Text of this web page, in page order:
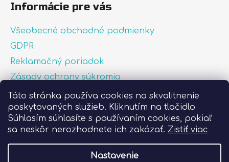
Táto stránka používa cookies na skvalitnenie
poskytovaných služieb. Kliknutím na tlačidlo
Súhlasím súhlasíte s používaním cookies, pokiaľ
sa neskôr nerozhodnete ich zakázať. Zistiť viac
Nastavenie
Informácie pre vás
Všeobecné obchodné podmienky
GDPR
Reklamačný poriadok
Zásady ochrany súkromia
Zásady používania súborov cookies
O nás
FAQ